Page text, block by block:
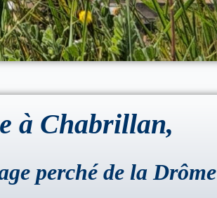
à Chabrillan,
perché de la Drôme